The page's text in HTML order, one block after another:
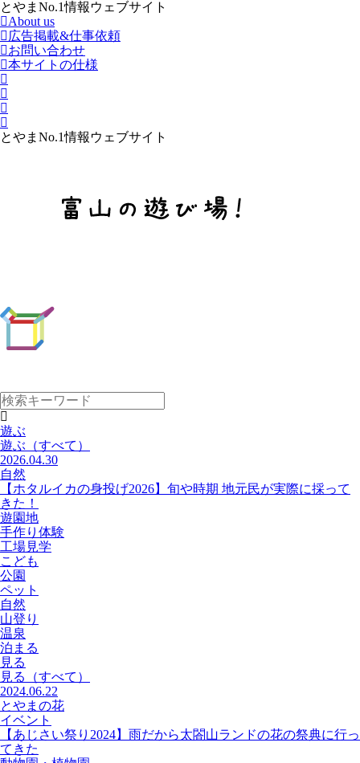
とやまNo.1情報ウェブサイト
About us
広告掲載&仕事依頼
お問い合わせ
本サイトの仕様
とやまNo.1情報ウェブサイト
遊ぶ
遊ぶ （すべて）
2026.04.30
自然
【ホタルイカの身投げ2026】旬や時期 地元民が実際に採って
きた！
遊園地
手作り体験
工場見学
こども
公園
ペット
自然
山登り
温泉
泊まる
見る
見る
（すべて）
2024.06.22
とやまの花
イベント
【あじさい祭り2024】雨だから太閤山ランドの花の祭典に行っ
てきた